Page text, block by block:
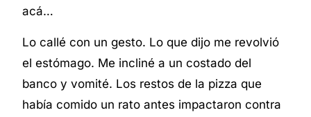
acá…
Lo callé con un gesto. Lo que dijo me revolvió
el estómago. Me incliné a un costado del
banco y vomité. Los restos de la pizza que
había comido un rato antes impactaron contra